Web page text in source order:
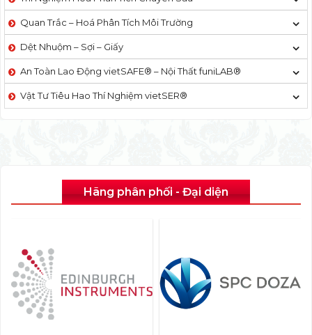
Quan Trắc – Hoá Phân Tích Môi Trường
Dệt Nhuộm – Sợi – Giấy
An Toàn Lao Động vietSAFE® – Nội Thất funiLAB®
Vật Tư Tiêu Hao Thí Nghiệm vietSER®
Hãng phân phối - Đại diện